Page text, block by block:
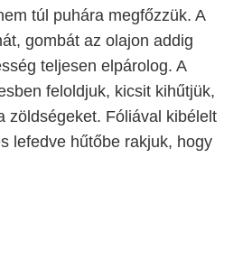
túl puhára megfőzzük. A
gombát az olajon addig
teljesen elpárolog. A
feloldjuk, kicsit kihűtjük,
zöldségeket. Fóliával kibélelt
lefedve hűtőbe rakjuk, hogy